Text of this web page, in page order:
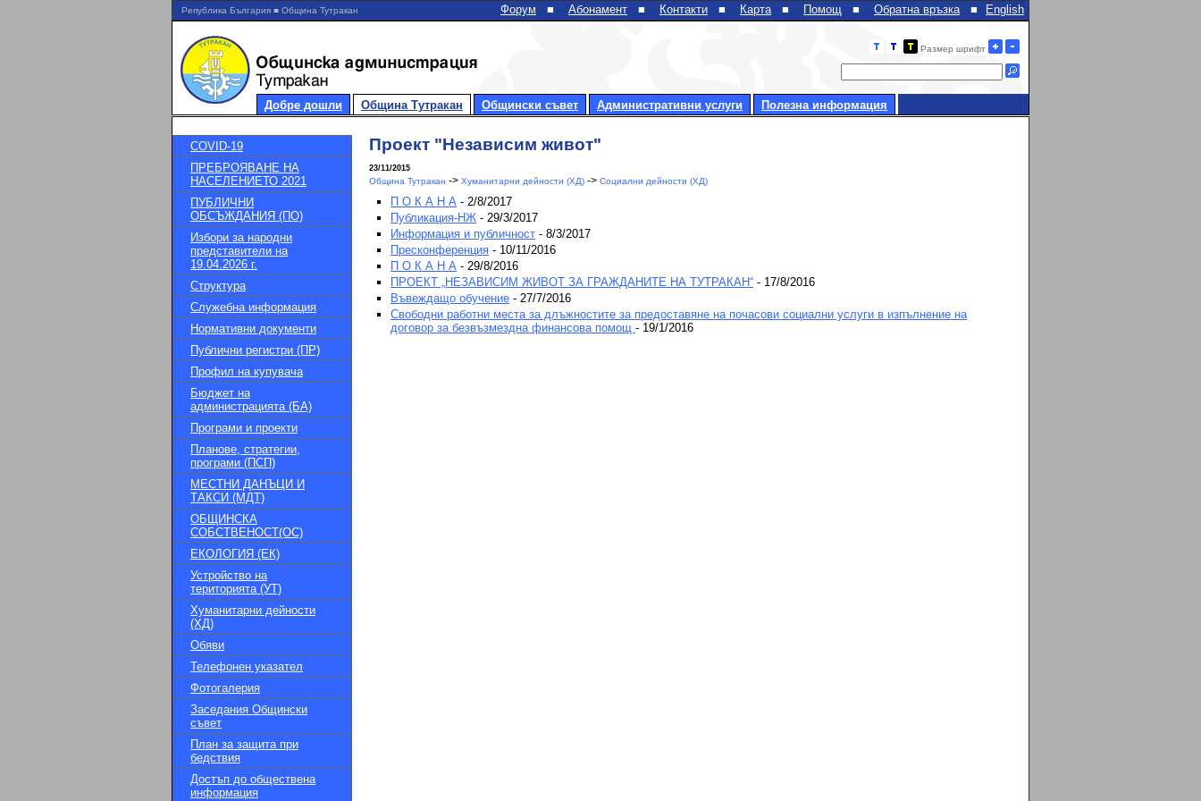
Република България ■ Община Тутракан English
Форум ■ Абонамент ■ Контакти ■ Карта ■ Помощ ■ Обратна връзка ■
Размер шрифт
Добре дошли Община Тутракан Общински съвет Административни услуги Полезна информация
COVID-19
ПРЕБРОЯВАНЕ НА
НАСЕЛЕНИЕТО 2021
ПУБЛИЧНИ
ОБСЪЖДАНИЯ (ПО)
Избори за народни
представители на
19.04.2026 г.
Структура
Служебна информация
Нормативни документи
Публични регистри (ПР)
Профил на купувача
Бюджет на
администрацията (БА)
Програми и проекти
Планове, стратегии,
програми (ПСП)
МЕСТНИ ДАНЪЦИ И
ТАКСИ (МДТ)
ОБЩИНСКА
СОБСТВЕНОСТ(ОС)
ЕКОЛОГИЯ (ЕК)
Устройство на
територията (УТ)
Хуманитарни дейности
(ХД)
Обяви
Телефонен указател
Фотогалерия
Заседания Общински
съвет
План за защита при
бедствия
Достъп до обществена
информация
Проект "Независим живот"
23/11/2015
Община Тутракан -> Хуманитарни дейности (ХД) -> Социални дейности (ХД)
П О К А Н А - 2/8/2017
Публикация-НЖ - 29/3/2017
Информация и публичност - 8/3/2017
Пресконференция - 10/11/2016
П О К А Н А - 29/8/2016
ПРОЕКТ „НЕЗАВИСИМ ЖИВОТ ЗА ГРАЖДАНИТЕ НА ТУТРАКАН“ - 17/8/2016
Въвеждащо обучение - 27/7/2016
Свободни работни места за длъжностите за предоставяне на почасови социални услуги в изпълнение на
договор за безвъзмездна финансова помощ - 19/1/2016